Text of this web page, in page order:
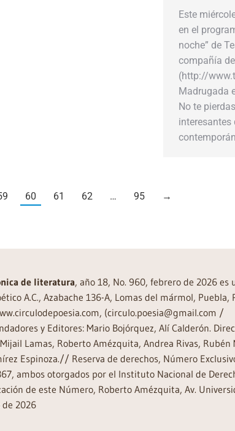
Este
en el
noche” de
compañía
(http://
Madrugada
No te
interesantes
60 61 62 … 95 →
de literatura, año 18, No. 960, febrero de 2026 es
A.C., Azabache 136-A, Lomas del mármol, Puebla,
(circulo.poesia@gmail.com /
y Editores: Mario Bojórquez, Alí Calderón.
Lamas, Roberto Amézquita, Andrea Rivas, Rubén
Espinoza.// Reserva de derechos, Número
ambos otorgados por el Instituto Nacional de
de este Número, Roberto Amézquita, Av.
2026